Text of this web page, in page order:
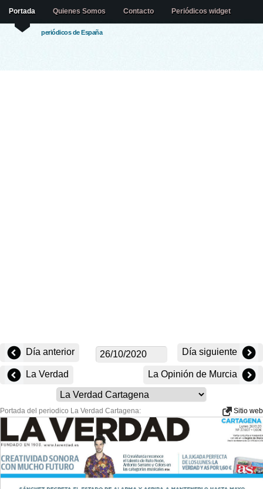
periódicos de España
Portada Quienes Somos Contacto Periódicos widget
Día anterior Día siguiente
La Verdad La Opinión de Murcia
Portada del periodico La Verdad Cartagena: Sitio web